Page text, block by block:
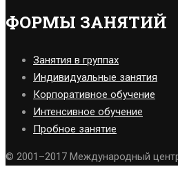
ФОРМЫ ЗАНЯТИЙ
Занятия в группах
Индивидуальные занятия
Корпоративное обучение
Интенсивное обучение
Пробное занятие
© 2001–2017 Международный